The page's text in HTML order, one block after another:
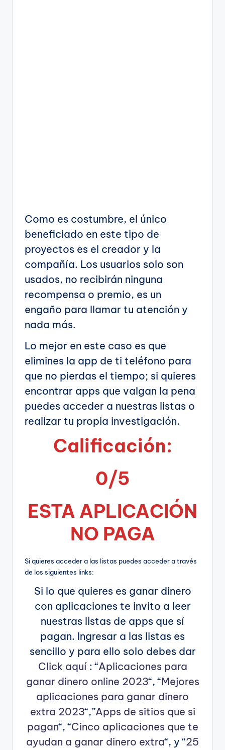
Como es costumbre, el único
beneficiado en este tipo de
proyectos es el creador y la
compañía. Los usuarios solo son
usados, no recibirán ninguna
recompensa o premio, es un
engaño para llamar tu atención y
nada más.
Lo mejor en este caso es que
elimines la app de ti teléfono para
que no pierdas el tiempo; si quieres
encontrar apps que valgan la pena
puedes acceder a nuestras listas o
realizar tu propia investigación.
Calificación:
0/5
ESTA APLICACIÓN
NO PAGA
Si quieres acceder a las listas puedes acceder a través
de los siguientes links:
Si lo que quieres es ganar dinero
con aplicaciones te invito a leer
nuestras listas de apps que sí
pagan. Ingresar a las listas es
sencillo y para ello solo debes dar
Click aquí: “Aplicaciones para
ganar dinero online 2023“, “Mejores
aplicaciones para ganar dinero
extra 2023“,”Apps de sitios que si
pagan“, “Cinco aplicaciones que te
ayudan a ganar dinero extra“, y “25